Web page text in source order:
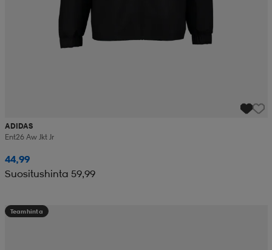
ADIDAS
Ent26 Aw Jkt Jr
44,99
Suositushinta 59,99
Teamhinta